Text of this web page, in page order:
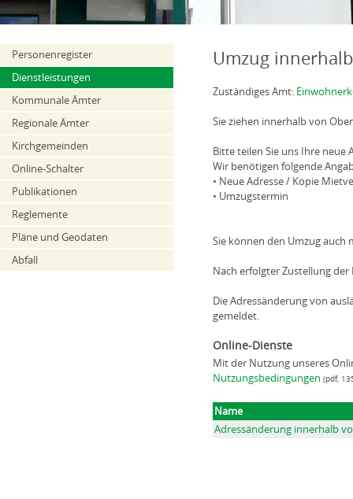
Personenregister
Dienstleistungen
Kommunale Ämter
Regionale Ämter
Kirchgemeinden
Online-Schalter
Publikationen
Reglemente
Pläne und Geodaten
Abfall
Umzug
Zuständiges Amt:
Sie ziehen innerhalb von
Bitte teilen Sie uns Ihre neue
Wir benötigen folgende
• Neue Adresse / Kopie
• Umzugstermin
Sie können den Umzug auch
Nach erfolgter Zustellung
Die Adressänderung von
gemeldet.
Online-Dienste
Mit der Nutzung unseres
Nutzungsbedingungen (pdf,
Name
Adressänderung innerhalb